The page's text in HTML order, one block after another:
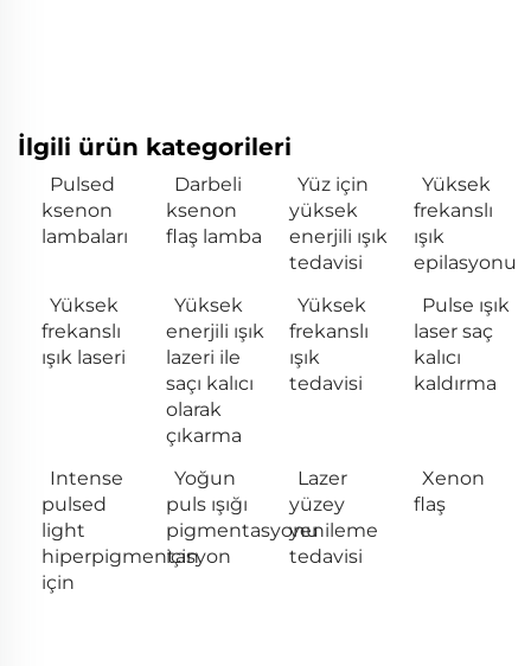
İlgili ürün kategorileri
Pulsed
ksenon
lambaları
Darbeli
ksenon
flaş lamba
Yüz için
yüksek
enerjili ışık
tedavisi
Yüksek
frekanslı
ışık
epilasyonu
Yüksek
frekanslı
ışık laseri
Yüksek
enerjili ışık
lazeri ile
saçı kalıcı
olarak
çıkarma
Yüksek
frekanslı
ışık
tedavisi
Pulse ışık
laser saç
kalıcı
kaldırma
Intense
pulsed
light
hiperpigmentasyon
için
Yoğun
puls ışığı
pigmentasyonu
için
Lazer
yüzey
yenileme
tedavisi
Xenon
flaş